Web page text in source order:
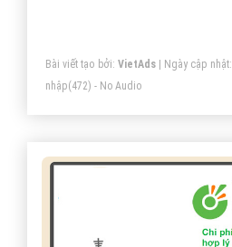
Bài viết tạo bởi: VietAds| Ngày cập nhật:
nhập(472) - No Audio